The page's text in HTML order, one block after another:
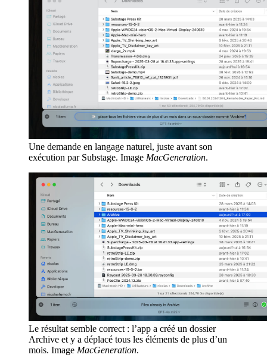
Une demande en langage naturel, juste avant son
exécution par Substage. Image MacGeneration.
Le résultat semble correct : l’app a créé un dossier
Archive et y a déplacé tous les éléments de plus d’un
mois. Image MacGeneration.